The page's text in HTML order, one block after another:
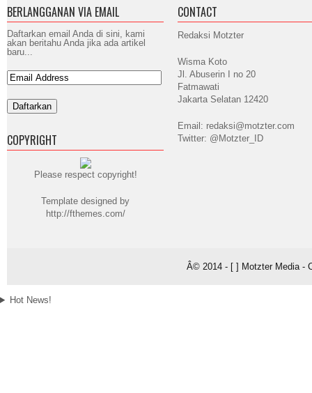
BERLANGGANAN VIA EMAIL
Daftarkan email Anda di sini, kami
akan beritahu Anda jika ada artikel
baru...
COPYRIGHT
Please respect copyright!
Template designed by
http://fthemes.com/
CONTACT
Redaksi Motzter
Wisma Koto
Jl. Abuserin I no 20
Fatmawati
Jakarta Selatan 12420
Email: redaksi@motzter.com
Twitter: @Motzter_ID
Â© 2014 - [ ] Motzter Media -
Hot News!